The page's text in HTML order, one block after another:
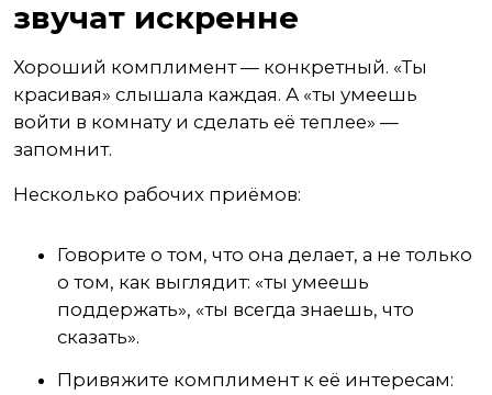
звучат искренне
Хороший комплимент — конкретный. «Ты
красивая» слышала каждая. А «ты умеешь
войти в комнату и сделать её теплее» —
запомнит.
Несколько рабочих приёмов:
Говорите о том, что она делает, а не только
о том, как выглядит: «ты умеешь
поддержать», «ты всегда знаешь, что
сказать».
Привяжите комплимент к её интересам: